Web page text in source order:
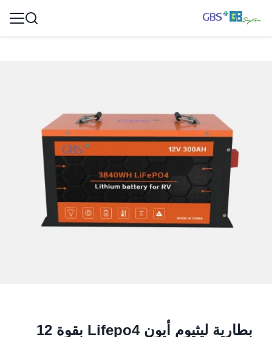
بطارية ليثيوم أيون Lifepo4 بقوة 12